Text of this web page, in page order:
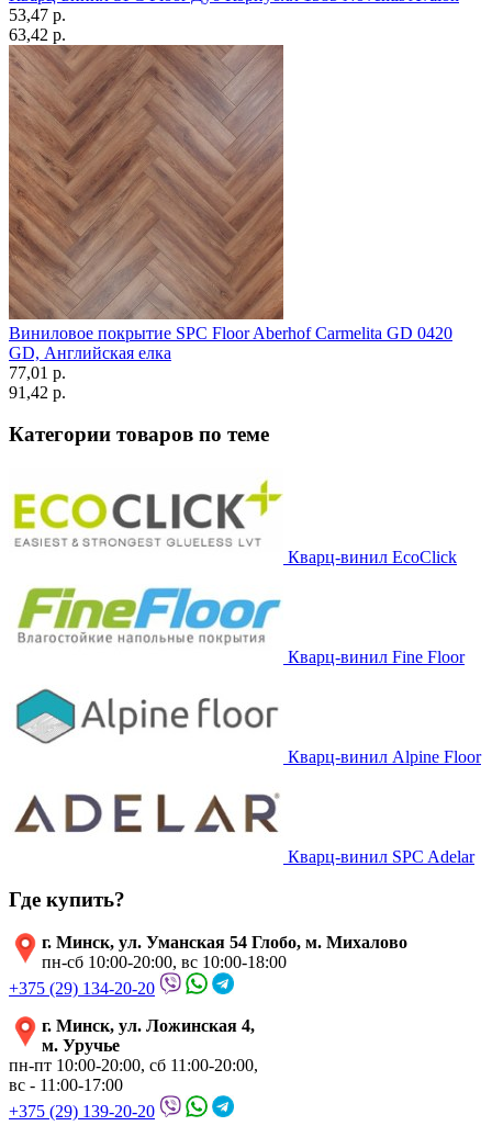
53,47 p.
63,42 p.
Виниловое покрытие SPC Floor Aberhof Carmelita GD 0420
GD, Английская елка
77,01 p.
91,42 p.
Категории товаров по теме
Кварц-винил EcoClick
Кварц-винил Fine Floor
Кварц-винил Alpine Floor
Кварц-винил SPC Adelar
Где купить?
г. Минск, ул. Уманская 54 Глобо, м. Михалово
пн-сб 10:00-20:00, вс 10:00-18:00
+375 (29) 134-20-20
г. Минск, ул. Ложинская 4,
м. Уручье
пн-пт 10:00-20:00, сб 11:00-20:00,
вс - 11:00-17:00
+375 (29) 139-20-20